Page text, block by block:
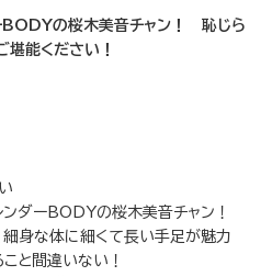
BODYの桜木美音チャン！ 恥じら
堪能ください！
ダーBODYの桜木美音チャン！
身な体に細くて長い手足が魅力
と間違いない！